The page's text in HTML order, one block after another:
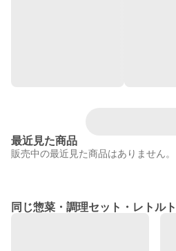
最近見た商品
販売中の最近見た商品はありません。
同じ惣菜・調理セット・レトル